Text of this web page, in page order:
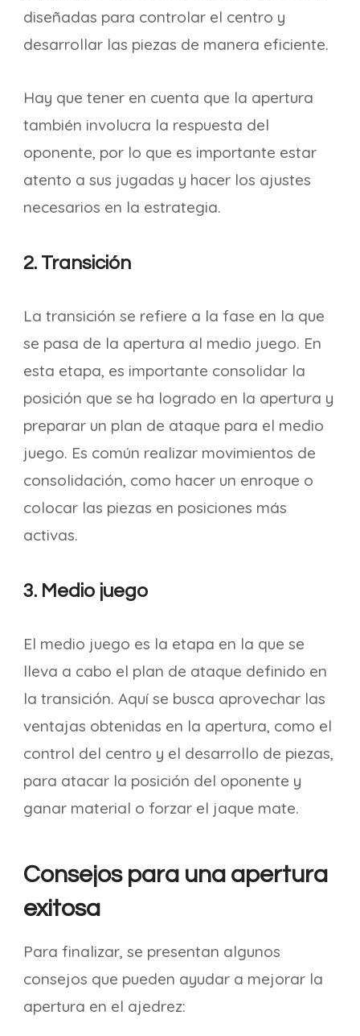
diseñadas para controlar el centro y
desarrollar las piezas de manera eficiente.
Hay que tener en cuenta que la apertura
también involucra la respuesta del
oponente, por lo que es importante estar
atento a sus jugadas y hacer los ajustes
necesarios en la estrategia.
2. Transición
La transición se refiere a la fase en la que
se pasa de la apertura al medio juego. En
esta etapa, es importante consolidar la
posición que se ha logrado en la apertura y
preparar un plan de ataque para el medio
juego. Es común realizar movimientos de
consolidación, como hacer un enroque o
colocar las piezas en posiciones más
activas.
3. Medio juego
El medio juego es la etapa en la que se
lleva a cabo el plan de ataque definido en
la transición. Aquí se busca aprovechar las
ventajas obtenidas en la apertura, como el
control del centro y el desarrollo de piezas,
para atacar la posición del oponente y
ganar material o forzar el jaque mate.
Consejos para una apertura
exitosa
Para finalizar, se presentan algunos
consejos que pueden ayudar a mejorar la
apertura en el ajedrez: